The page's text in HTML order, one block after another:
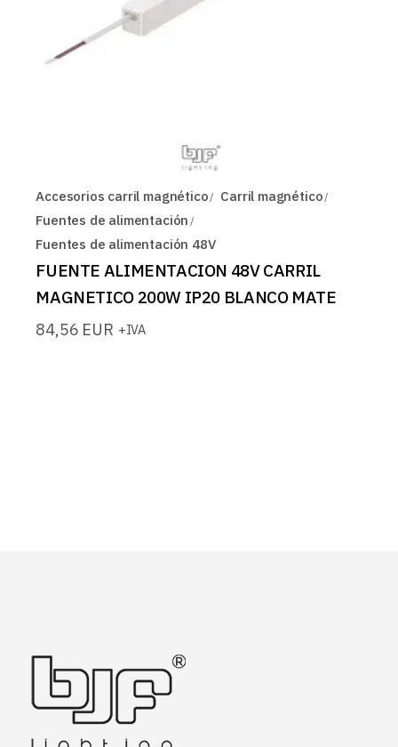
Accesorios carril magnético
Carril magnético
Fuentes de alimentación
Fuentes de alimentación 48V
FUENTE ALIMENTACION 48V CARRIL
MAGNETICO 200W IP20 BLANCO MATE
84,56 EUR +IVA